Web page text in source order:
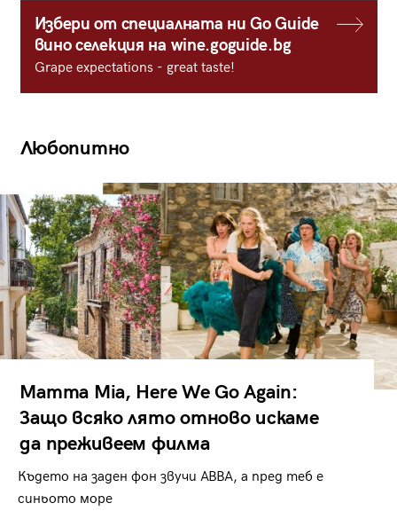
Избери от специалната ни Go Guide
вино селекция на wine.goguide.bg
Grape expectations - great taste!
Любопитно
Mamma Mia, Here We Go Again:
Защо всяко лято отново искаме
да преживеем филма
Където на заден фон звучи ABBA, а пред теб е
синьото море